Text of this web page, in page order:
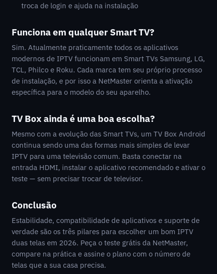
troca de login e ajuda na instalação
Funciona em qualquer Smart TV?
Sim. Atualmente praticamente todos os aplicativos
modernos de IPTV funcionam em Smart TVs Samsung, LG,
TCL, Philco e Roku. Cada marca tem seu próprio processo
de instalação, e por isso a NetMaster orienta a ativação
específica para o modelo do seu aparelho.
TV Box ainda é uma boa escolha?
Mesmo com a evolução das Smart TVs, um TV Box Android
continua sendo uma das formas mais simples de levar
IPTV para uma televisão comum. Basta conectar na
entrada HDMI, instalar o aplicativo recomendado e ativar o
teste — sem precisar trocar de televisor.
Conclusão
Estabilidade, compatibilidade de aplicativos e suporte de
verdade são os três pilares para escolher um bom IPTV
duas telas em 2026. Peça o teste grátis da NetMaster,
compare na prática e assine o plano com o número de
telas que a sua casa precisa.